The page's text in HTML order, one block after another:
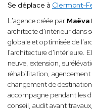
Se déplace à Clermont-
L'agence créée par Maëva
architecte d'intérieur dans
globale et optimisée de
l'architecture d'intérieure.
neuve, extension,
réhabilitation,
changement de
accompagne pendant les
conseil, audit avant